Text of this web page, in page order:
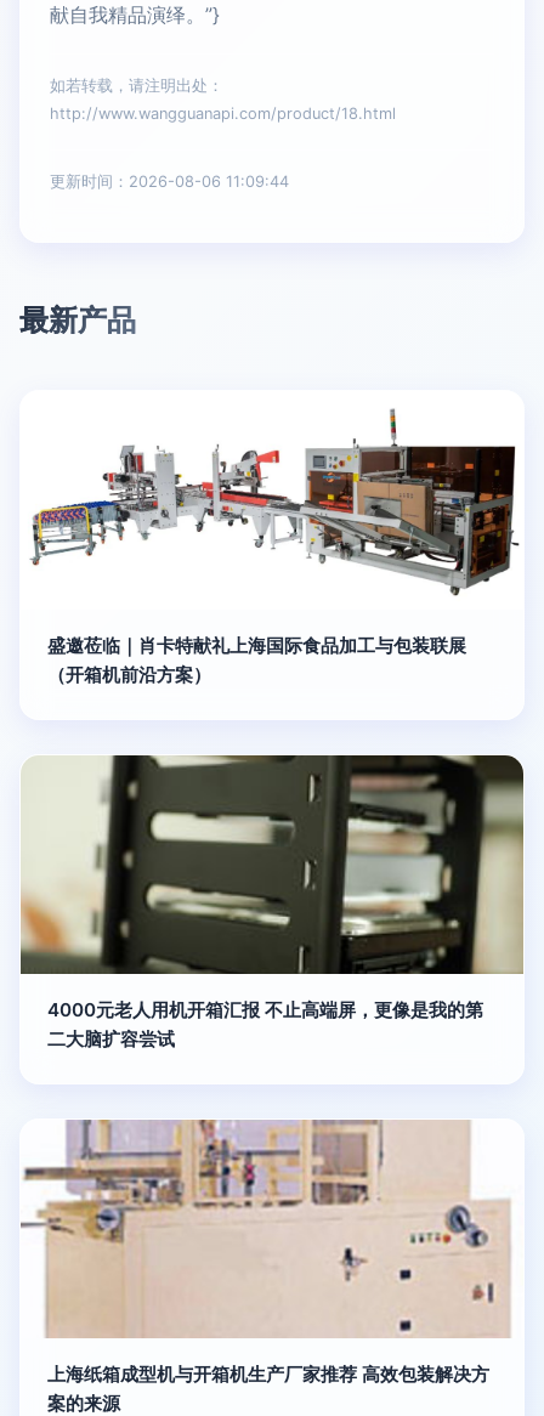
献自我精品演绎。”}
如若转载，请注明出处：
http://www.wangguanapi.com/product/18.html
更新时间：2026-08-06 11:09:44
最新产品
盛邀莅临｜肖卡特献礼上海国际食品加工与包装联展
（开箱机前沿方案）
4000元老人用机开箱汇报 不止高端屏，更像是我的第
二大脑扩容尝试
上海纸箱成型机与开箱机生产厂家推荐 高效包装解决方
案的来源